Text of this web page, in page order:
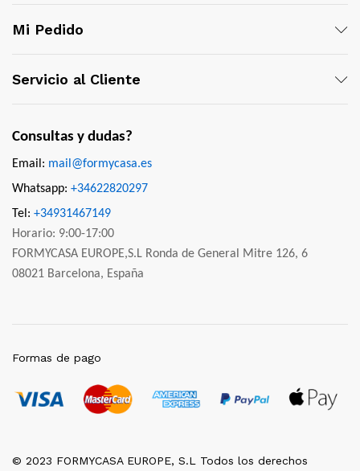
Mi Pedido
Servicio al Cliente
Consultas y dudas?
Email: mail@formycasa.es
Whatsapp: +34622820297
Tel: +34931467149
Horario: 9:00-17:00
FORMYCASA EUROPE,S.L Ronda de General Mitre 126, 6
08021 Barcelona, España
© 2023 FORMYCASA EUROPE, S.L Todos los derechos
Formas de pago